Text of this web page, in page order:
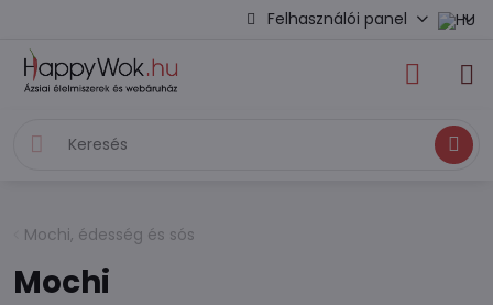
Felhasználói panel
Keresés
Mochi, édesség és sós
Mochi